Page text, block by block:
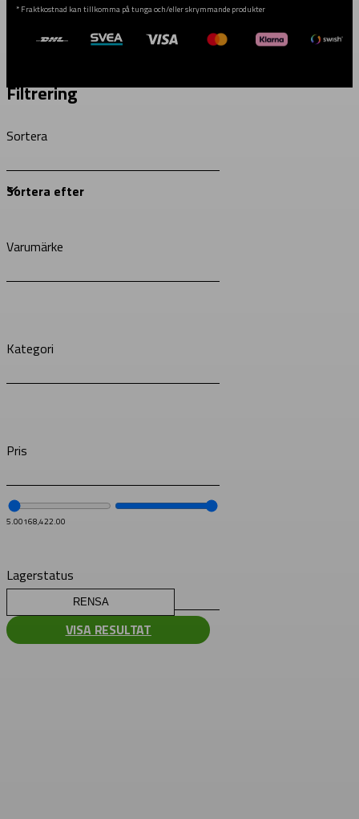
* Fraktkostnad kan tillkomma på tunga och/eller skrymmande produkter
Filtrering
Sortera
Varumärke
Kategori
Pris
5.00168,422.00
Lagerstatus
RENSA
VISA RESULTAT